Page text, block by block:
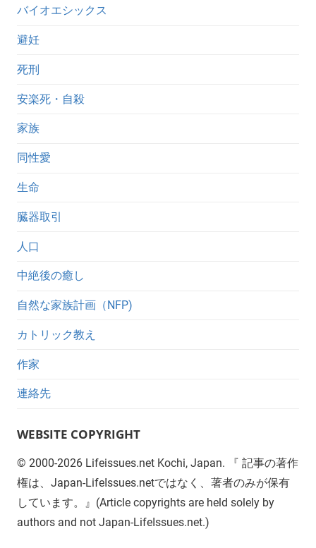
バイオエシックス
避妊
死刑
安楽死・自殺
家族
同性愛
生命
臓器取引
人口
中絶後の癒し
自然な家族計画（NFP)
カトリック教え
作家
連絡先
WEBSITE COPYRIGHT
© 2000-2026 Lifeissues.net Kochi, Japan. 『 記事の著作
権は、Japan-LifeIssues.netではなく、著者のみが保有
しています。』(Article copyrights are held solely by
authors and not Japan-LifeIssues.net.)